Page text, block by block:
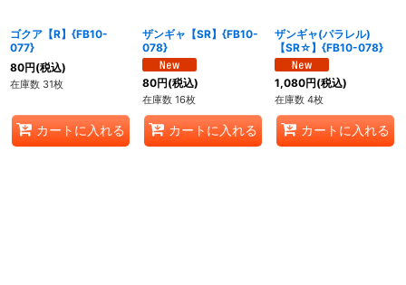
ゴクア【R】{FB10-
077}
80円(税込)
在庫数 31枚
カートに入れる
ザンギャ【SR】{FB10-
078}
80円(税込)
在庫数 16枚
カートに入れる
ザンギャ(パラレル)
【SR☆】{FB10-078}
1,080円(税込)
在庫数 4枚
カートに入れる